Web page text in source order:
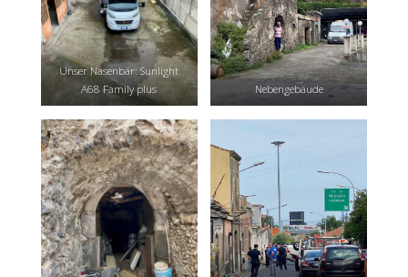
Unser Nasenbär: Sunlight
A68 Family plus
Nebengebäude